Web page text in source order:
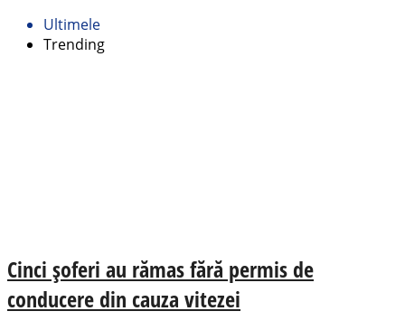
Ultimele
Trending
Cinci șoferi au rămas fără permis de
conducere din cauza vitezei